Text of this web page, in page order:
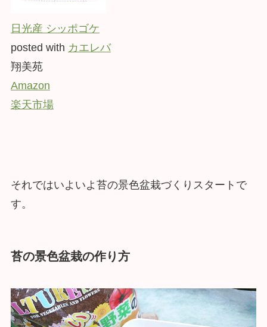
日光産 シッポゴケ
posted with カエレバ
翔美苑
Amazon
楽天市場
それではいよいよ苔の景色盆栽づくりスタートで
す。
苔の景色盆栽の作り方